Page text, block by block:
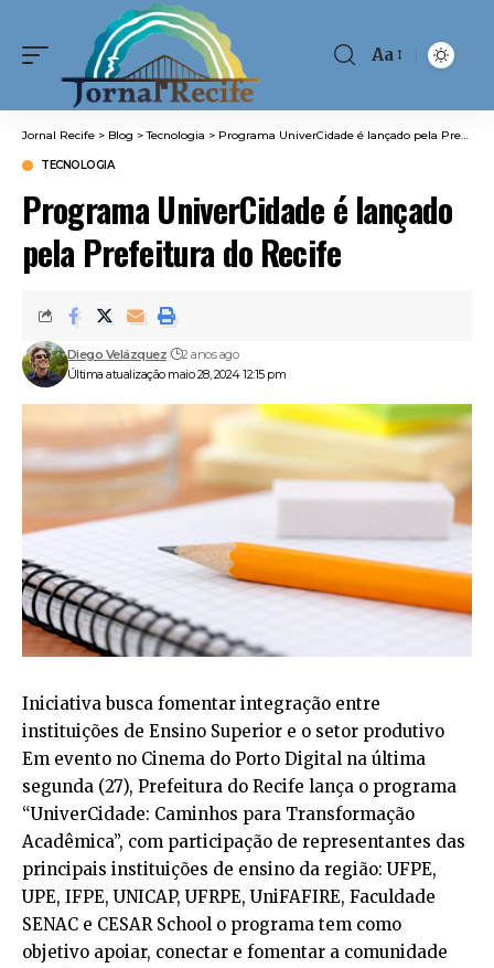
Font
Aa
Jornal Recife > Blog >Tecnologia > Programa UniverCidade é lançado pela Prefeitura do Recife
TECNOLOGIA
Programa UniverCidade é lançado
pela Prefeitura do Recife
Última atualização maio 28, 2024 12:15 pm
Diego Velázquez 2 anos ago
Iniciativa busca fomentar integração entre
instituições de Ensino Superior e o setor produtivo
Em evento no Cinema do Porto Digital na última
segunda (27), Prefeitura do Recife lança o programa
“UniverCidade: Caminhos para Transformação
Acadêmica”, com participação de representantes das
principais instituições de ensino da região: UFPE,
UPE, IFPE, UNICAP, UFRPE, UniFAFIRE, Faculdade
SENAC e CESAR School o programa tem como
objetivo apoiar, conectar e fomentar a comunidade